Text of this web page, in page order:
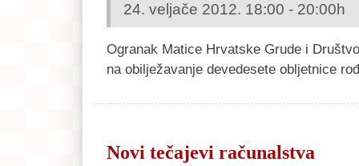
24. veljače 2012. 18:00 - 20:00h
Ogranak Matice Hrvatske Grude i
na obilježavanje devedesete obljetnice
Novi tečajevi računalstva